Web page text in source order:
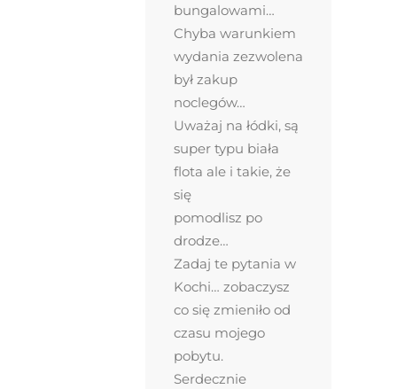
bungalowami…
Chyba warunkiem
wydania zezwolena
był zakup
noclegów…
Uważaj na łódki, są
super typu biała
flota ale i takie, że
się
pomodlisz po
drodze…
Zadaj te pytania w
Kochi… zobaczysz
co się zmieniło od
czasu mojego
pobytu.
Serdecznie